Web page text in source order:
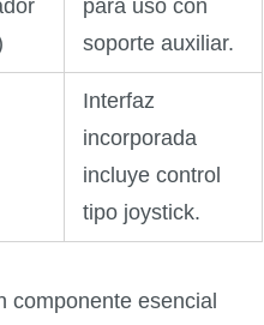
para uso con
soporte auxiliar.
Interfaz
incorporada
incluye control
tipo joystick.
componente esencial